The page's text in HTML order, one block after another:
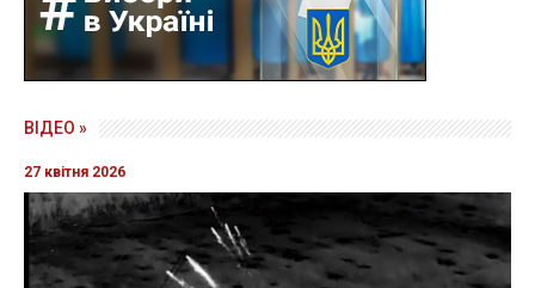
ВІДЕО »
27 квітня 2026